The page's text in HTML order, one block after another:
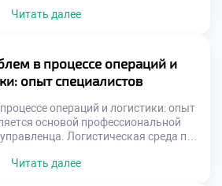
ритма поставок разрушает доверие
должны уметь обеспечивать
процессов. Навык предотвращения
чрезвычайно высоко.
именно отсутствием […]
Читать далее
в процессе операций и
опыт специалистов
операций и логистики: опыт
основой профессиональной
Логистическая среда по
регулярно независимо от
Читать далее